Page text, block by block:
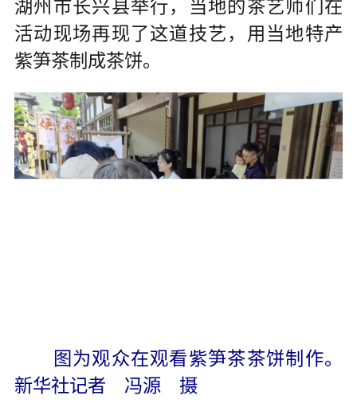
湖州市长兴县举行，当地的茶艺师们在
活动现场再现了这道技艺，用当地特产
紫笋茶制成茶饼。
图为观众在观看紫笋茶茶饼制作。
新华社记者 冯源 摄